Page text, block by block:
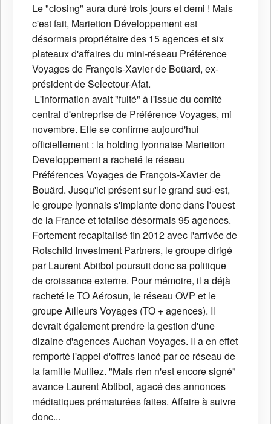
Le "closing" aura duré trois jours et demi ! Mais
c'est fait, Marietton Développement est
désormais propriétaire des 15 agences et six
plateaux d'affaires du mini-réseau Préférence
Voyages de François-Xavier de Boüard, ex-
président de Selectour-Afat.
L'information avait "fuité" à l'issue du comité
central d'entreprise de Préférence Voyages, mi
novembre. Elle se confirme aujourd'hui
officiellement : la holding lyonnaise Marietton
Developpement a racheté le réseau
Préférences Voyages de François-Xavier de
Bouärd. Jusqu'ici présent sur le grand sud-est,
le groupe lyonnais s'implante donc dans l'ouest
de la France et totalise désormais 95 agences.
Fortement recapitalisé fin 2012 avec l'arrivée de
Rotschild Investment Partners, le groupe dirigé
par Laurent Abitbol poursuit donc sa politique
de croissance externe. Pour mémoire, il a déjà
racheté le TO Aérosun, le réseau OVP et le
groupe Ailleurs Voyages (TO + agences). Il
devrait également prendre la gestion d'une
dizaine d'agences Auchan Voyages. Il a en effet
remporté l'appel d'offres lancé par ce réseau de
la famille Mulliez. "Mais rien n'est encore signé"
avance Laurent Abtibol, agacé des annonces
médiatiques prématurées faites. Affaire à suivre
donc...